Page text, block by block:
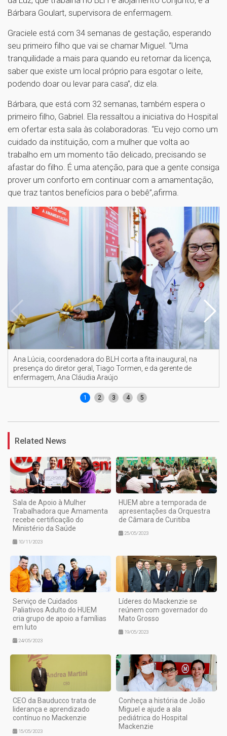
Bárbara Goulart, supervisora de enfermagem.
Graciele está com 34 semanas de gestação, esperando
seu primeiro filho que vai se chamar Miguel. “Uma
tranquilidade a mais para quando eu retornar da licença,
saber que existe um local próprio para esgotar o leite,
podendo doar ou levar para casa”, diz ela.
Bárbara, que está com 32 semanas, também espera o
primeiro filho, Gabriel. Ela ressaltou a iniciativa do Hospital
em ofertar esta sala às colaboradoras. “Eu vejo como um
cuidado da instituição, com a mulher que volta ao
trabalho em um momento tão delicado, precisando se
afastar do filho. É uma atenção, para que a gente consiga
prover um conforto em continuar com a amamentação,
que traz tantos benefícios para o bebê”,afirma.
Ana Lúcia, coordenadora do BLH corta a fita inaugural, na
presença do diretor geral, Tiago Tormen, e da gerente de
enfermagem, Ana Cláudia Araújo
1 2 3 4 5
Related News
Sala de Apoio à Mulher
Trabalhadora que Amamenta
recebe certificação do
Ministério da Saúde
10/11/2023
HUEM abre a temporada de
apresentações da Orquestra
de Câmara de Curitiba
25/05/2023
Serviço de Cuidados
Paliativos Adulto do HUEM
cria grupo de apoio a famílias
em luto
24/05/2023
Líderes do Mackenzie se
reúnem com governador do
Mato Grosso
19/05/2023
CEO da Bauducco trata de
liderança e aprendizado
contínuo no Mackenzie
15/05/2023
Conheça a história de João
Miguel e ajude a ala
pediátrica do Hospital
Mackenzie